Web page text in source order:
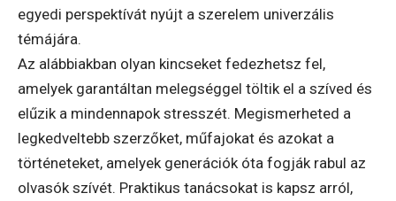
egyedi perspektívát nyújt a szerelem univerzális
témájára.
Az alábbiakban olyan kincseket fedezhetsz fel,
amelyek garantáltan melegséggel töltik el a szíved és
elűzik a mindennapok stresszét. Megismerheted a
legkedveltebb szerzőket, műfajokat és azokat a
történeteket, amelyek generációk óta fogják rabul az
olvasók szívét. Praktikus tanácsokat is kapsz arról,